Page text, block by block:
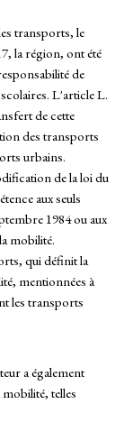
transports, le
la région, ont été
de
L'article L.
de cette
des transports
urbains.
de la loi du
aux seuls
1984 ou aux
mobilité.
qui définit la
mentionnées à
les transports
a également
telles